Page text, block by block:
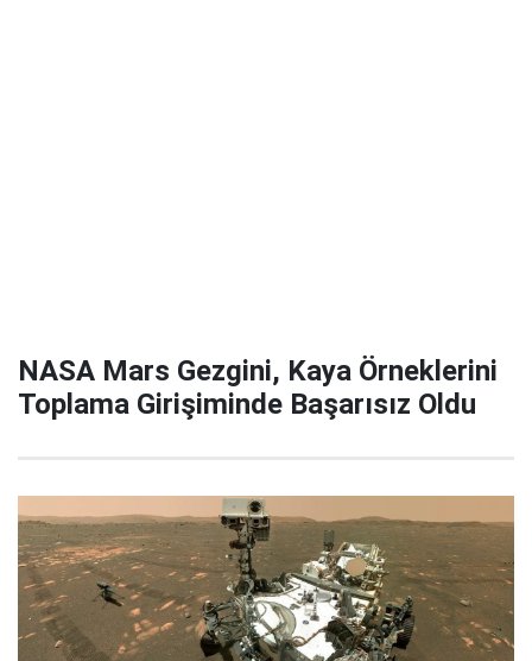
NASA Mars Gezgini, Kaya Örneklerini
Toplama Girişiminde Başarısız Oldu